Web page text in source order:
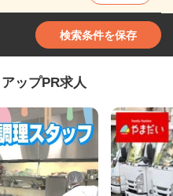
検索条件を保存
ップPR求人